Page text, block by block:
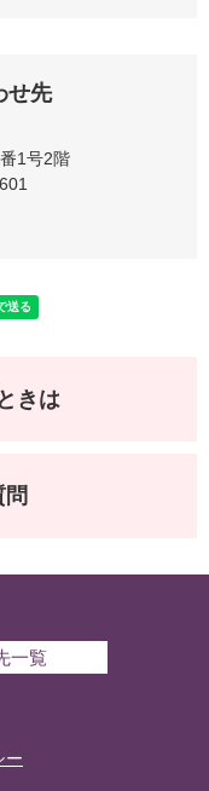
せ先
1号2階
きは
問
一覧
ー